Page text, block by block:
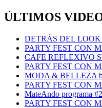
ÚLTIMOS
DETRÁS DEL LOOK
PARTY FEST CON
CAFE REFLEXIVO
PARTY FEST CON
MODA & BELLEZA
PARTY FEST CON
MateAndo programa
PARTY FEST CON